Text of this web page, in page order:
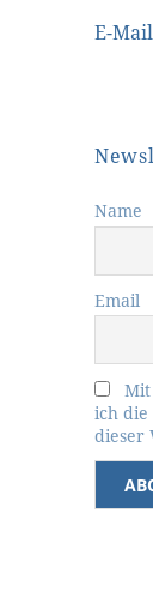
E-
Name
Email
ich die
dieser